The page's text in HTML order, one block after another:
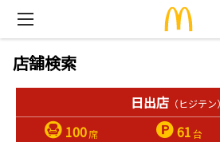
店舗検索
日出店 （ヒジテン）
100 席 61台